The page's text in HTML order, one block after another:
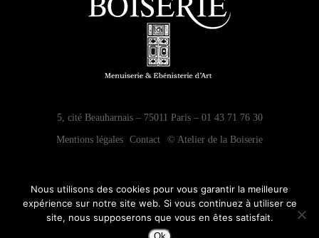
5, cité Beauharnais – 75011 Paris – 01 43 71 76 30
Mentions légales Contact © Atelier de la Boiserie
Nous utilisons des cookies pour vous garantir la meilleure
expérience sur notre site web. Si vous continuez à utiliser ce
site, nous supposerons que vous en êtes satisfait.